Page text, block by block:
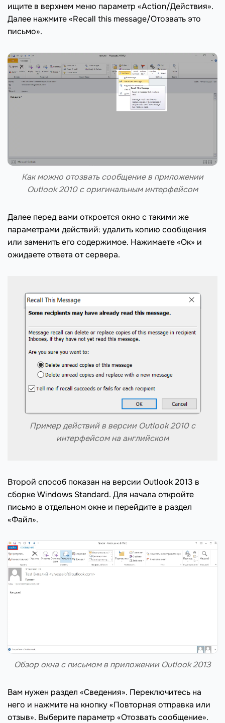
ищите в верхнем меню параметр «Action/Действия».
Далее нажмите «Recall this message/Отозвать это
письмо».
Как можно отозвать сообщение в приложении
Outlook 2010 с оригинальным интерфейсом
Далее перед вами откроется окно с такими же
параметрами действий: удалить копию сообщения
или заменить его содержимое. Нажимаете «Ок» и
ожидаете ответа от сервера.
Пример действий в версии Outlook 2010 с
интерфейсом на английском
Второй способ показан на версии Outlook 2013 в
сборке Windows Standard. Для начала откройте
письмо в отдельном окне и перейдите в раздел
«Файл».
Обзор окна с письмом в приложении Outlook 2013
Вам нужен раздел «Сведения». Переключитесь на
него и нажмите на кнопку «Повторная отправка или
отзыв». Выберите параметр «Отозвать сообщение».